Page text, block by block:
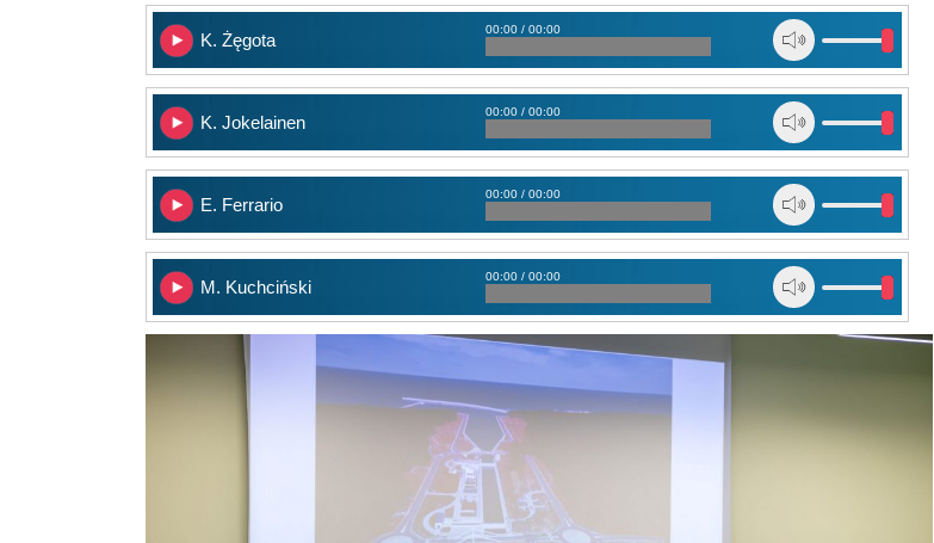
K. Żęgota
00:00 / 00:00
K. Jokelainen
00:00 / 00:00
E. Ferrario
00:00 / 00:00
M. Kuchciński
00:00 / 00:00